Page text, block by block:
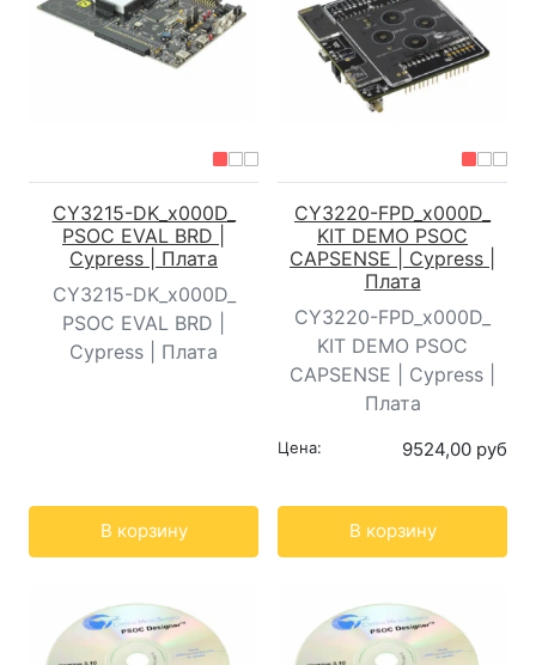
CY3215-DK_x000D_
PSOC EVAL BRD |
Cypress | Плата
CY3215-DK_x000D_
PSOC EVAL BRD |
Cypress | Плата
В корзину
CY3220-FPD_x000D_
KIT DEMO PSOC
CAPSENSE | Cypress |
Плата
CY3220-FPD_x000D_
KIT DEMO PSOC
CAPSENSE | Cypress |
Плата
Цена: 9524,00 руб
В корзину